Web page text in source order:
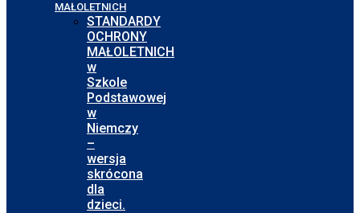
MAŁOLETNICH
STANDARDY
OCHRONY
MAŁOLETNICH
w
Szkole
Podstawowej
w
Niemczy
–
wersja
skrócona
dla
dzieci.